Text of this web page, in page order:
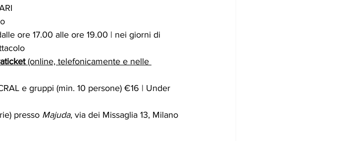
ore 17.00 alle ore 19.00 | nei giorni di
(online, telefonicamente e nelle
e gruppi (min. 10 persone) €16 | Under
presso Majuda, via dei Missaglia 13, Milano